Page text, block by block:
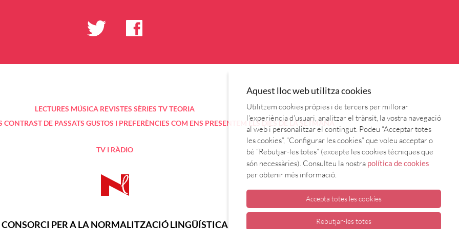
LECTURES MÚSICA REVISTES SÈRIES TVTEORIA
CONTRAST DE PASSATS GUSTOS I PREFERÈNCIES COM ENS PRESENTEM ELS DIES DE LA SETMANA
TV I RÀDIO
CONSORCI PER A LA NORMALITZACIÓ LINGÜÍSTICA
Aquest lloc web utilitza cookies
Utilitzem cookies pròpies i de tercers per millorar
l'experiència d'usuari, analitzar el trànsit, la vostra navegació
al web i personalitzar el contingut. Podeu “Acceptar totes
les cookies”, “Configurar les cookies” que voleu acceptar o
bé “Rebutjar-les totes” (excepte les cookies tècniques que
són necessàries). Consulteu la nostra política de cookies
per obtenir més informació.
Accepta totes les cookies
Rebutjar-les totes